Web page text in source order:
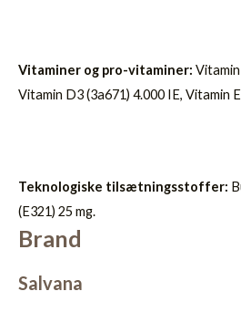
Vitaminer og pro-vitaminer: Vitamin
Vitamin D3 (3a671) 4.000 IE, Vitamin
Teknologiske tilsætningsstoffer:
(E321) 25 mg.
Brand
Salvana